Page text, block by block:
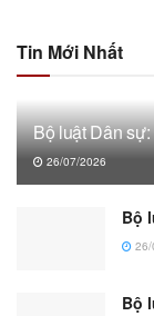
Tin Mới Nhất
Bộ luật Dân
26/07/2026
Bộ
26/
Bộ